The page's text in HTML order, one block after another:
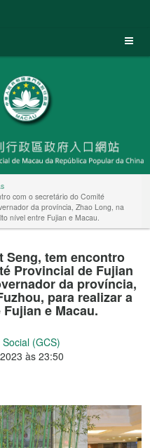
com o secretário do Comité
da província, Zhao Long, na
nível entre Fujian e Macau.
Seng, tem encontro
Provincial de Fujian
da província,
para realizar a
e Macau.
(GCS)
às 23:50